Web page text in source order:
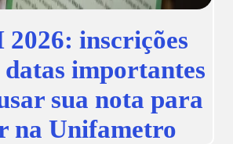
inscrições
importantes
sua nota para
na Unifametro